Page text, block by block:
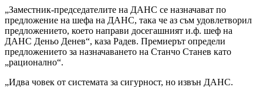
„Заместник-председателите на ДАНС се назначават по
предложение на шефа на ДАНС, така че аз съм удовлетворил
предложението, което направи досегашният и.ф. шеф на
ДАНС Деньо Денев“, каза Радев. Премиерът определи
предложението за назначаването на Станчо Станев като
„рационално“.
„Идва човек от системата за сигурност, но извън ДАНС.